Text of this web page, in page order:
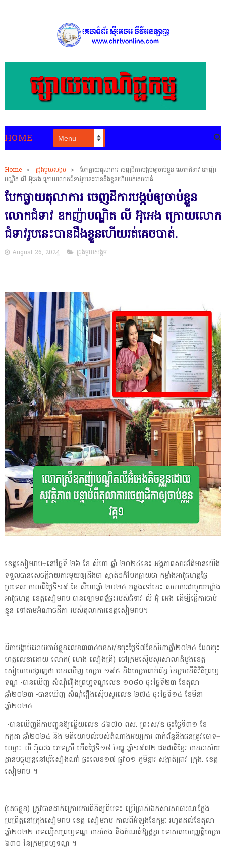
HOME
Home > ជ្រុងមួយសង្គម >
បែកធ្លាយតុលាការ ចេញដីការបង្កប់ឲ្យចាប់ខ្លួន លោកជំទាវ ឧកញ៉ា
បណ្ឌិត លី អ៊ុអេង ក្រោយលោកជំទាវរូបនេះបានដឹងខ្លួនហើយរត់គេចបាត់់.
បែកធ្លាយតុលាការ ចេញដីការបង្កប់ឲ្យចាប់ខ្លួន
លោកជំទាវ ឧកញ៉ាបណ្ឌិត លី អ៊ុអេង ក្រោយលោក
ជំទាវរូបនេះបានដឹងខ្លួនហើយរត់គេចបាត់់.
August 26, 2024 ជ្រុងមួយសង្គម
ខេត្តសៀមរាប÷នៅថ្ងៃទី ២៦ ខែ សីហា ឆ្នាំ ២០២៤នេះ អង្គភាពសារព័ត៌មានយើង
ទទួលបានសេចក្តីរាយការមួយឲ្យដឹងថា ស្ងាត់ៗក៏បែកធ្លាយថា កម្លាំងអាវុធហត្ថផ្ទៃ
ប្រទេស កាលពីថ្ងៃទី១៩ ខែ សីហាឆ្នាំ ២០២៤ កន្លងទៅនេះ សហការជាមួយកម្លាំង
អាវុធហត្ថ ខេត្តសៀមរាប បានឡោមពទ្ធ័ផ្ទះរបស់ជំទាវ លី អ៊ុំ អេង ដើម្បីធ្វើការចាប់
ខ្លួន ទៅតាមអំណាចដីកា របស់តុលាការខេត្តសៀមរាប។
ដីកាបង្គាប់អោយចាប់ខ្លួនលេខ៣៣៤ចខស/ឌចុះថ្ងៃទី៧ខែសីហាឆ្នាំ២០២៤ ដែលចុះ
ហត្ថលេខាដោយ លោក( ហេង លៀងគ្រី) ចៅក្រមស៊ើបសួរសាលាដំបូងខេត្ត
សៀមរាបបង្ហាញថា បានឃើញ មាត្រា ១៩៥ និងមាត្រាពាក់ព័ន្ធ នៃក្រមនីតិវិធីព្រហ្ម
ទណ្ឌ -បានឃើញ សំណុំរឿងព្រហ្មទណ្ឌលេខ ១០៨០ ចុះថ្ងៃទី២៣ ខែតុលា
ឆ្នាំ២០២៣ -បានឃើញ សំណុំរឿងស៊ើបសួរលេខ ២៧៤ ចុះថ្ងៃទី១៤ ខែមីនា
ឆ្នាំ២០២៤
-បានឃើញដីកាបញ្ជូនឱ្យឆ្លើយលេខ ៤៦៧០ ពស. ព្រះស/ឧ ចុះថ្ងៃទី៣១ ខែ
កក្កដា ឆ្នាំ២០២៤ និង មតិយោបល់របស់តំណាងអយ្យការ ពាក់ព័ន្ធនឹងជនត្រូវចោទ÷
ឈ្មោះ លី អ៊ុំអេង ភេទស្រី កើតថ្ងៃទី១៨ ខែធ្នូ ឆ្នាំ១៩៧២ ជនជាតិខ្មែរ មានអាស័យ
ដ្ឋានបច្ចុប្បន្ននៅបុរីសៀងណាំ ផ្ទះលេខ១៧ ផ្លូវ០១ ភូមិខ្នារ សង្កាត់ជ្រាវ ក្រុង. ខេត្ត
សៀមរាប ។
(គេចខ្លួន) ត្រូវបានដាក់ក្រោមការពិនិត្យពីបទ៖ ប្រើប្រាស់ឯកសារសាធារណៈក្លែង
ប្រព្រឹត្តនៅក្រុងសៀមរាប ខេត្ត សៀមរាប កាលពីអំឡុងខែកុម្ភៈ រហូតដល់ខែតុលា
ឆ្នាំ២០២២ បទល្មើសព្រហ្មទណ្ឌ មានចែង និងកំណត់ឱ្យផ្តន្ទា ទោសតាមបញ្ញត្តិមាត្រា
៦៣០ នៃក្រមព្រហ្មទណ្ឌ ។